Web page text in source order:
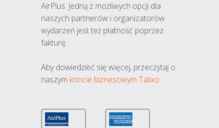
AirPlus. Jedną z możliwych opcji dla
naszych partnerów i organizatorów
wydarzeń jest też płatność poprzez
fakturę.
Aby dowiedzieć się więcej, przeczytaj o
naszym koncie biznesowym Talixo